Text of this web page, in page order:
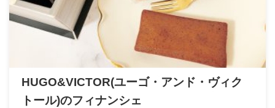
HUGO&VICTOR(ユーゴ・アンド・ヴィク
トール)のフィナンシェ